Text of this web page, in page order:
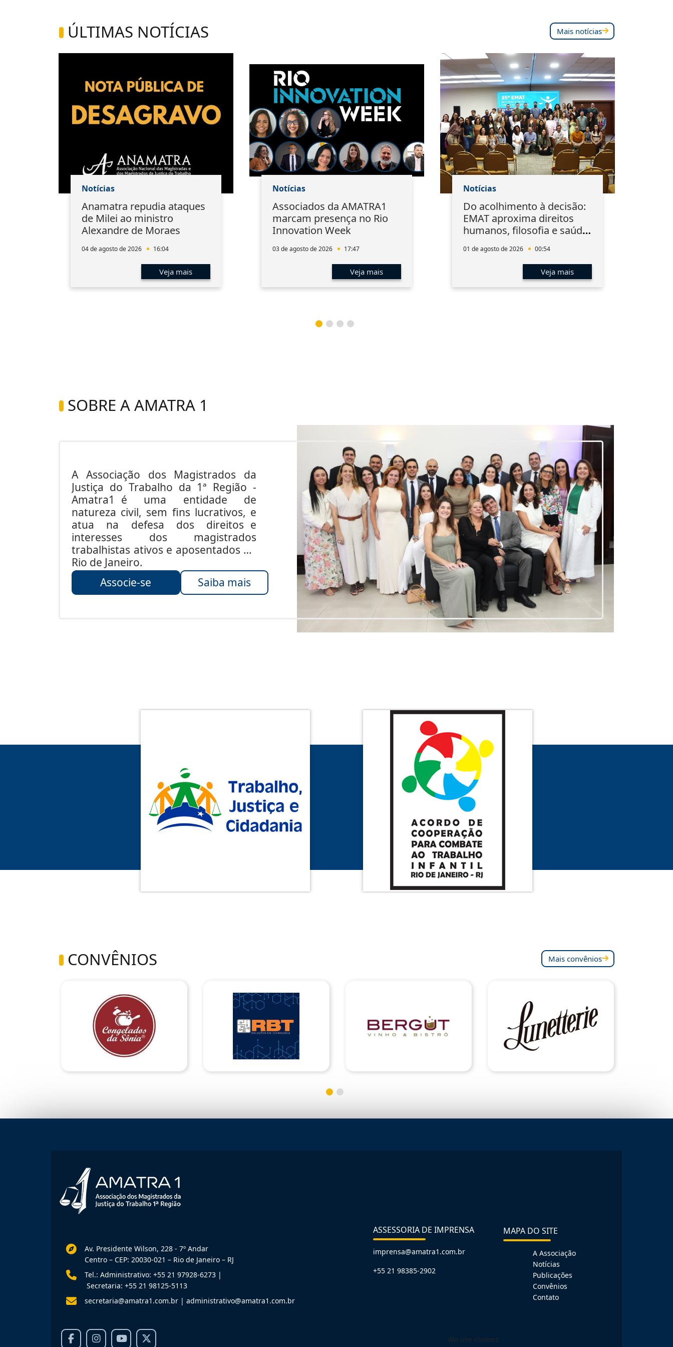
Mais notícias
ÚLTIMAS NOTÍCIAS
Notícias
Anamatra repudia ataques
de Milei ao ministro
Alexandre de Moraes
04 de agosto de 2026 16:04
Veja mais
Notícias
Associados da AMATRA1
marcam presença no Rio
Innovation Week
03 de agosto de 2026 17:47
Veja mais
Notícias
Do acolhimento à decisão:
EMAT aproxima direitos
humanos, filosofia e saúde
01 de agosto de 2026 00:54
Veja mais
SOBRE A AMATRA 1
A Associação dos Magistrados da
Justiça do Trabalho da 1ª Região -
Amatra1 é uma entidade de
natureza civil, sem fins lucrativos, e
atua na defesa dos direitos e
interesses dos magistrados
trabalhistas ativos e aposentados do
Rio de Janeiro.
Associe-se
Saiba mais
CONVÊNIOS Mais convênios
Av. Presidente Wilson, 228 - 7º Andar
Centro – CEP: 20030-021 – Rio de Janeiro – RJ
Tel.: Administrativo: +55 21 97928-6273 |
Secretaria: +55 21 98125-5113
secretaria@amatra1.com.br | administrativo@amatra1.com.br
ASSESSORIA DE IMPRENSA
imprensa@amatra1.com.br
+55 21 98385-2902
MAPA DO SITE
A Associação
Notícias
Publicações
Convênios
Contato
We use cookies